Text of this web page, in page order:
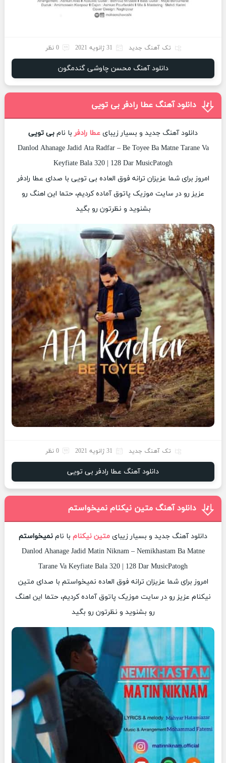
تک آهنگ جدید 31 ژانویه 2021 0 نظر
دانلود آهنگ محسن چاوشی گندمگون
دانلود آهنگ عطا رادفر بی تویی
دانلود آهنگ جدید و بسیار زیبای عطا رادفربا نام بی تویی
Danlod Ahanage Jadid Ata Radfar – Be Toyee Ba Matne Tarane Va
Keyfiate Bala 320 | 128 Dar MusicPatogh
امروز برای شما عزیزان ترانه فوق العاده بی تویی با صدای عطا رادفر
عزیز رو در سایت موزیک پاتوق آماده کردیم، حتما این اهنگ رو
بشنوید و نظرتون رو بگید
تک آهنگ جدید 31 ژانویه 2021 0 نظر
دانلود آهنگ عطا رادفر بی تویی
دانلود آهنگ متین نیکنام نمیخواستم
دانلود آهنگ جدید و بسیار زیبای متین نیکنام با نام نمیخواستم
Danlod Ahanage Jadid Matin Niknam – Nemikhastam Ba Matne
Tarane Va Keyfiate Bala 320 | 128 Dar MusicPatogh
امروز برای شما عزیزان ترانه فوق العاده نمیخواستم با صدای متین
نیکنام عزیز رو در سایت موزیک پاتوق آماده کردیم، حتما این اهنگ
رو بشنوید و نظرتون رو بگید